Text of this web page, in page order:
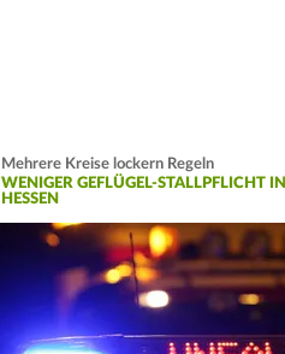
Mehrere Kreise lockern Regeln
WENIGER GEFLÜGEL-STALLPFLICHT IN
HESSEN